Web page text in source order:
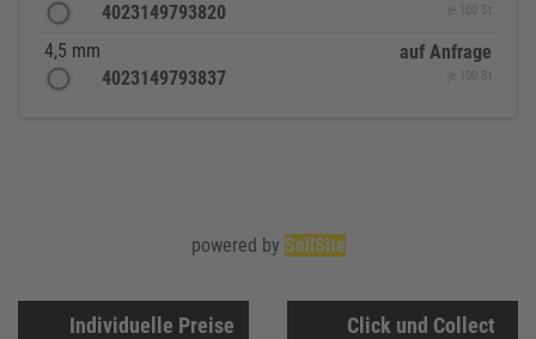
4023149793820
je 100 St
4,5 mm
4023149793837
auf Anfrage
je 100 St
Individuelle Preise Click und Collect
powered by SellSite